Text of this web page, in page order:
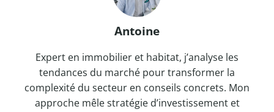
Antoine
Expert en immobilier et habitat, j’analyse les
tendances du marché pour transformer la
complexité du secteur en conseils concrets. Mon
approche mêle stratégie d’investissement et